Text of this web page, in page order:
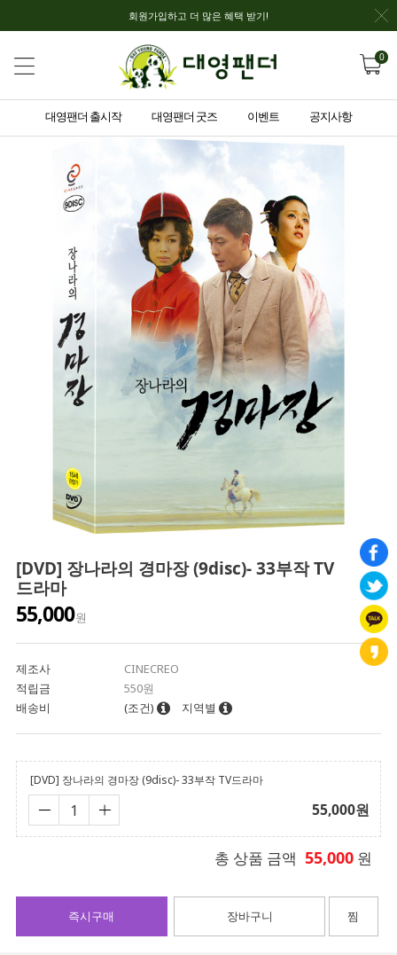
회원가입하고 더 많은 혜택 받기!
0
대영팬더 출시작 대영팬더 굿즈 이벤트 공지사항
[DVD] 장나라의 경마장 (9disc)- 33부작 TV
드라마
55,000원
제조사
CINECREO
적립금
550원
배송비
(조건) 지역별
[DVD] 장나라의 경마장 (9disc)- 33부작 TV드라마
55,000원
총 상품 금액 55,000 원
장바구니
즉시구매 찜